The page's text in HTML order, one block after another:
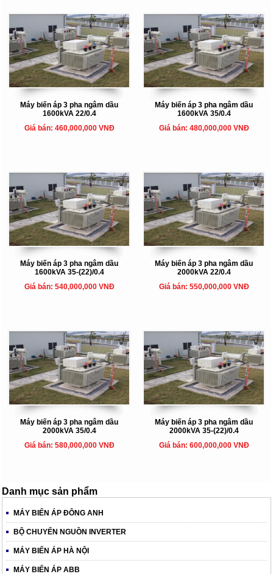
Máy biến áp 3 pha ngâm dầu
1600kVA 22/0.4
Giá bán: 460,000,000 VNĐ
Máy biến áp 3 pha ngâm dầu
1600kVA 35/0.4
Giá bán: 480,000,000 VNĐ
Máy biến áp 3 pha ngâm dầu
1600kVA 35-(22)/0.4
Giá bán: 540,000,000 VNĐ
Máy biến áp 3 pha ngâm dầu
2000kVA 22/0.4
Giá bán: 550,000,000 VNĐ
Máy biến áp 3 pha ngâm dầu
2000kVA 35/0.4
Giá bán: 580,000,000 VNĐ
Máy biến áp 3 pha ngâm dầu
2000kVA 35-(22)/0.4
Giá bán: 600,000,000 VNĐ
Danh mục sản phẩm
MÁY BIẾN ÁP ĐÔNG ANH
BỘ CHUYỂN NGUỒN INVERTER
MÁY BIẾN ÁP HÀ NỘI
MÁY BIẾN ÁP ABB